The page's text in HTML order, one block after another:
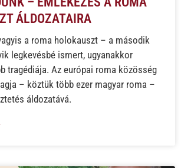
ÁLDOZATAIRA
a roma holokauszt – a második
legkevésbé ismert, ugyanakkor
tragédiája. Az európai roma közösség
– köztük több ezer magyar roma –
áldozatává.